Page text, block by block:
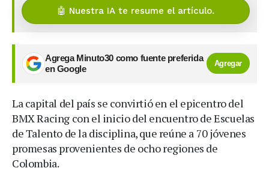
🤖 Nuestra IA te resume el artículo.
Agrega Minuto30 como fuente preferida
en Google
Agregar
La capital del país se convirtió en el epicentro del
BMX Racing con el inicio del encuentro de Escuelas
de Talento de la disciplina, que reúne a 70 jóvenes
promesas provenientes de ocho regiones de
Colombia.